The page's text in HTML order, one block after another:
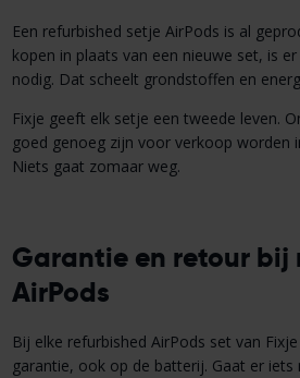
Een refurbished setje AirPods is al
kopen in plaats van een nieuwe set, is
nodig. Dat scheelt grondstoffen en
Fixje geeft elk setje een tweede leven.
goed genoeg zijn voor verkoop worden
Niets gaat zomaar weg.
Garantie en retour bij
AirPods
Bij elke refurbished AirPods set van
garantie, ook op de batterij. Gaat er